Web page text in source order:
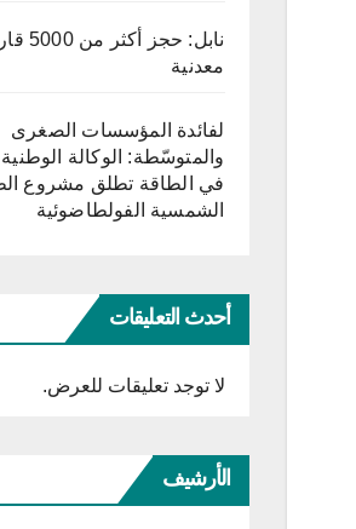
نابل:
معدنية
لفائدة المؤسسات الصغرى
والمتوسّطة: الوكالة
في الطاقة تطلق مشروع
الشمسية الفولطاضوئية
أحدث التعليقات
لا توجد تعليقات للعرض.
الأرشيف